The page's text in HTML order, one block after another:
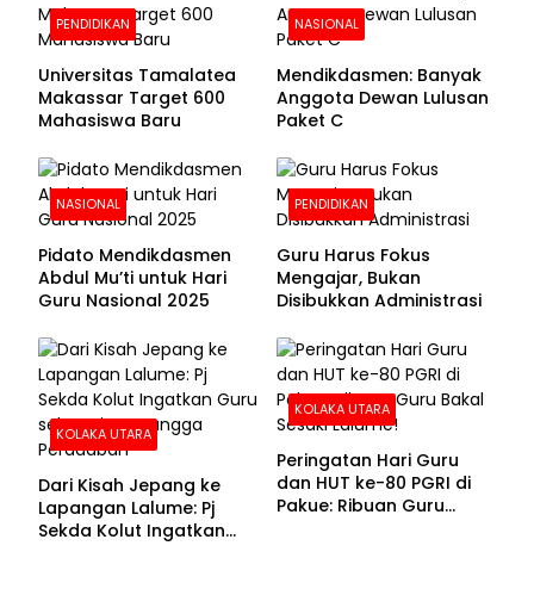
PENDIDIKAN
Universitas Tamalatea
Makassar Target 600
Mahasiswa Baru
NASIONAL
Mendikdasmen: Banyak
Anggota Dewan Lulusan
Paket C
NASIONAL
Pidato Mendikdasmen
Abdul Mu’ti untuk Hari
Guru Nasional 2025
PENDIDIKAN
Guru Harus Fokus
Mengajar, Bukan
Disibukkan Administrasi
KOLAKA UTARA
Dari Kisah Jepang ke
Lapangan Lalume: Pj
Sekda Kolut Ingatkan
KOLAKA UTARA
Peringatan Hari Guru
dan HUT ke-80 PGRI di
Pakue: Ribuan Guru